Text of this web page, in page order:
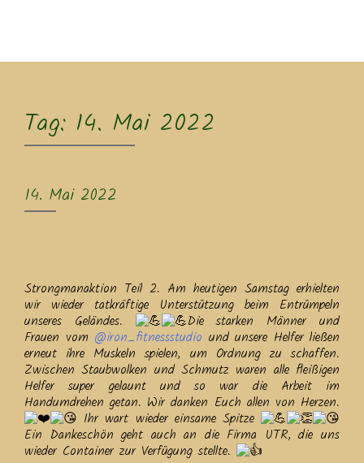
Tag: 14. Mai 2022
14. Mai 2022
Strongmanaktion Teil 2. Am heutigen Samstag erhielten
wir wieder tatkräftige Unterstützung beim Entrümpeln
unseres Geländes.
Die starken Männer und
Frauen vom @iron_fitnessstudio und unsere Helfer ließen
erneut ihre Muskeln spielen, um Ordnung zu schaffen.
Zwischen Staubwolken und Schmutz waren alle fleißigen
Helfer super gelaunt und so war die Arbeit im
Handumdrehen getan. Wir danken Euch allen von Herzen.
Ihr wart wieder einsame Spitze
Ein Dankeschön geht auch an die Firma UTR, die uns
wieder Container zur Verfügung stellte.